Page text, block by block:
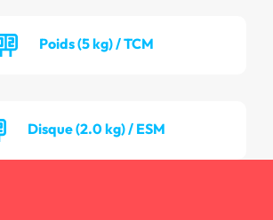
Poids (5 kg) / TCM
Disque (2.0 kg) / ESM